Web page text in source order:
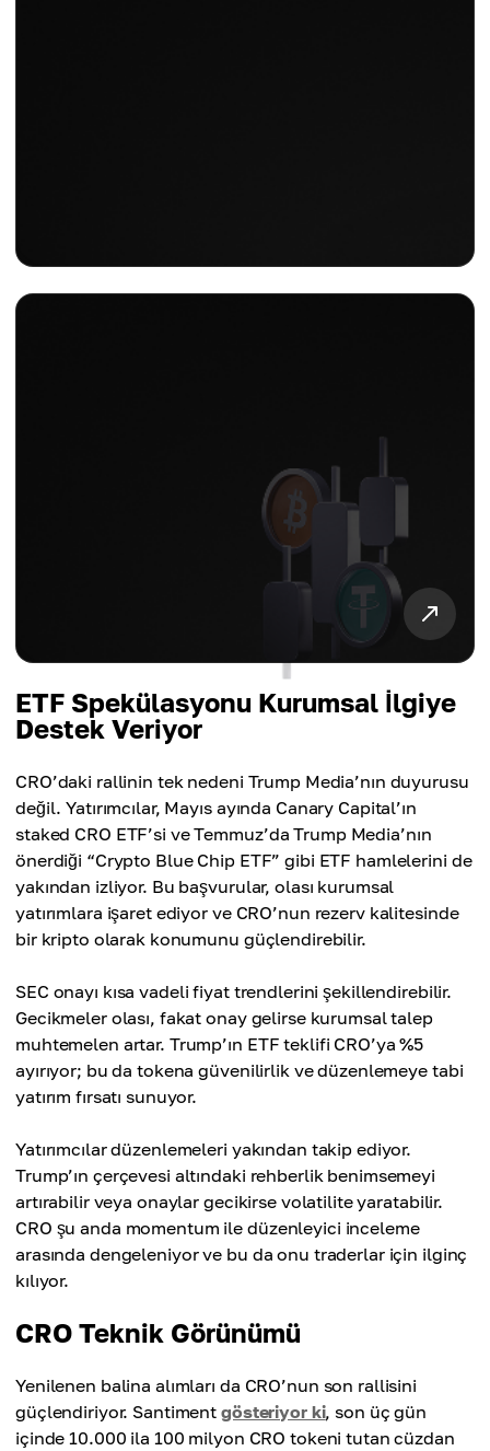
ETF Spekülasyonu Kurumsal İlgiye
Destek Veriyor
CRO’daki rallinin tek nedeni Trump Media’nın duyurusu
değil. Yatırımcılar, Mayıs ayında Canary Capital’ın
staked CRO ETF’si ve Temmuz’da Trump Media’nın
önerdiği “Crypto Blue Chip ETF” gibi ETF hamlelerini de
yakından izliyor. Bu başvurular, olası kurumsal
yatırımlara işaret ediyor ve CRO’nun rezerv kalitesinde
bir kripto olarak konumunu güçlendirebilir.
SEC onayı kısa vadeli fiyat trendlerini şekillendirebilir.
Gecikmeler olası, fakat onay gelirse kurumsal talep
muhtemelen artar. Trump’ın ETF teklifi CRO’ya %5
ayırıyor; bu da tokena güvenilirlik ve düzenlemeye tabi
yatırım fırsatı sunuyor.
Yatırımcılar düzenlemeleri yakından takip ediyor.
Trump’ın çerçevesi altındaki rehberlik benimsemeyi
artırabilir veya onaylar gecikirse volatilite yaratabilir.
CRO şu anda momentum ile düzenleyici inceleme
arasında dengeleniyor ve bu da onu traderlar için ilginç
kılıyor.
CRO Teknik Görünümü
Yenilenen balina alımları da CRO’nun son rallisini
güçlendiriyor. Santimentgösteriyor ki, son üç gün
içinde 10.000 ila 100 milyon CRO tokeni tutan cüzdan